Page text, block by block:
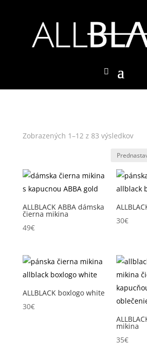
Zobrazených 1–12 z 83 výsledkov
ALLBLACK ABBA dámska
čierna mikina
49€
30€
ALLBLACK boxlogo white
30€
mikina
35€